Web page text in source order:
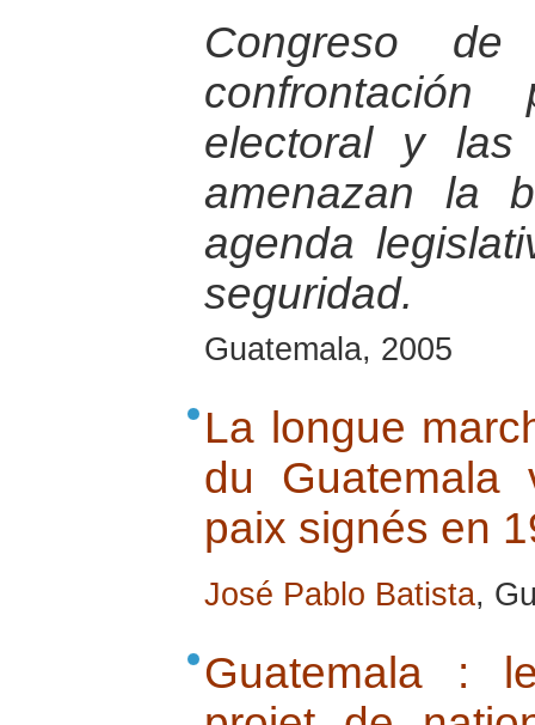
Congreso
electoral y las
amenazan la
agenda
seguridad.
Guatemala, 2005
La longue
du Guatemala
paix signés en
José Pablo Batista,
Guatemala :